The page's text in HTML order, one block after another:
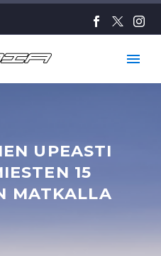
UPEASTI
15
MATKALLA